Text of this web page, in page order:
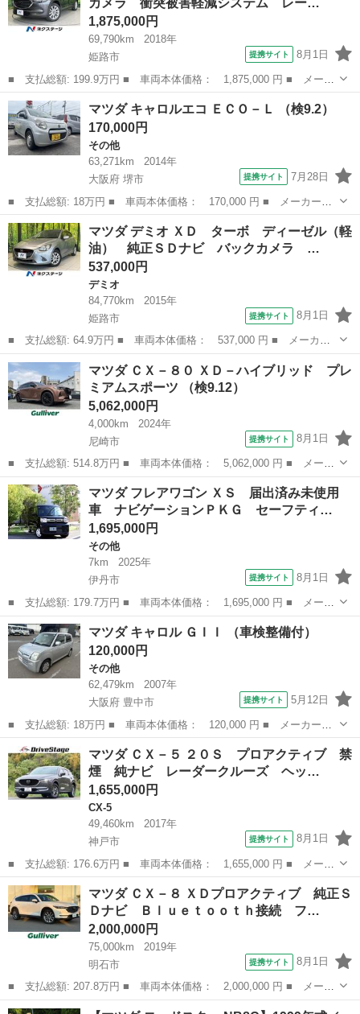
ラ サイド...
カメラ 衝突被害軽減システム レー…
1,875,000円
69,790km
2018年
姫路市
提携サイト 8月1日
■ 支払総額: 199.9万円 ■ 車両本体価格： 1,875,000 円 ■ メーカ
ー名： マツダ ■ 車種名： ＣＸ－８ ■ グレード名： ＸＤプロ
アクティブ 全周囲カメラ 衝突被害軽減システム レーダークルー
ズ パワ...
兵庫 姫路市 マツダ
マツダ キャロルエコ ＥＣＯ－Ｌ （検9.2）
170,000円
その他
63,271km
2014年
大阪府 堺市
提携サイト 7月28日
■ 支払総額: 18万円 ■ 車両本体価格： 170,000 円 ■ メーカー
名： マツダ ■ 車種名： キャロルエコ ■ グレード名： ＥＣＯ
－Ｌ ■ 排気量： 660cc ■ ドア枚数： 5D ■ ミッション：
CVT...
大阪 堺市 その他
マツダ デミオ ＸＤ ターボ ディーゼル（軽
油） 純正ＳＤナビ バックカメラ …
537,000円
デミオ
84,770km
2015年
姫路市
提携サイト 8月1日
■ 支払総額: 64.9万円 ■ 車両本体価格： 537,000 円 ■ メーカー
名： マツダ ■ 車種名： デミオ ■ グレード名： ＸＤ ター
ボ ディーゼル（軽油） 純正ＳＤナビ バックカメラ 衝突被害軽
減システム 禁...
兵庫 姫路市 デミオ
マツダ ＣＸ－８０ ＸＤ－ハイブリッド プレ
ミアムスポーツ （検9.12）
5,062,000円
4,000km
2024年
尼崎市
提携サイト 8月1日
■ 支払総額: 514.8万円 ■ 車両本体価格： 5,062,000 円 ■ メーカ
ー名： マツダ ■ 車種名： ＣＸ－８０ ■ グレード名： ＸＤ－
ハイブリッド プレミアムスポーツ ■ 排気量： 3300cc ■ ドア...
兵庫 尼崎市 マツダ
マツダ フレアワゴン ＸＳ 届出済み未使用
車 ナビゲーションＰＫＧ セーフティ…
1,695,000円
その他
7km
2025年
伊丹市
提携サイト 8月1日
■ 支払総額: 179.7万円 ■ 車両本体価格： 1,695,000 円 ■ メーカ
ー名： マツダ ■ 車種名： フレアワゴン ■ グレード名： Ｘ
Ｓ 届出済み未使用車 ナビゲーションＰＫＧ セーフティプラスＰ
ＫＧ 純正...
兵庫 伊丹市 その他
マツダ キャロル ＧＩＩ （車検整備付）
120,000円
その他
62,479km
2007年
大阪府 豊中市
提携サイト 5月12日
■ 支払総額: 18万円 ■ 車両本体価格： 120,000 円 ■ メーカー
名： マツダ ■ 車種名： キャロル ■ グレード名： ＧＩＩ ■
排気量： 660cc ■ ドア枚数： 5D ■ ミッション： インパネAT ...
大阪 豊中市 その他
マツダ ＣＸ－５ ２０Ｓ プロアクティブ 禁
煙 純ナビ レーダークルーズ ヘッ…
1,655,000円
CX-5
49,460km
2017年
神戸市
提携サイト 8月1日
■ 支払総額: 176.6万円 ■ 車両本体価格： 1,655,000 円 ■ メーカ
ー名： マツダ ■ 車種名： ＣＸ－５ ■ グレード名： ２０Ｓ
プロアクティブ 禁煙 純ナビ レーダークルーズ ヘッドアップ
Ｄ フルセ...
兵庫 神戸市 CX-5
マツダ ＣＸ－８ ＸＤプロアクティブ 純正Ｓ
Ｄナビ Ｂｌｕｅｔｏｏｔｈ接続 フ…
2,000,000円
75,000km
2019年
明石市
提携サイト 8月1日
■ 支払総額: 207.8万円 ■ 車両本体価格： 2,000,000 円 ■ メーカ
ー名： マツダ ■ 車種名： ＣＸ－８ ■ グレード名： ＸＤプロ
兵庫 明石市 マツダ